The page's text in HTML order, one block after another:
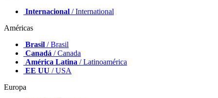
Internacional / International
Américas
Brasil / Brasil
Canadá / Canada
América Latina / Latinoamérica
EE UU / USA
Europa